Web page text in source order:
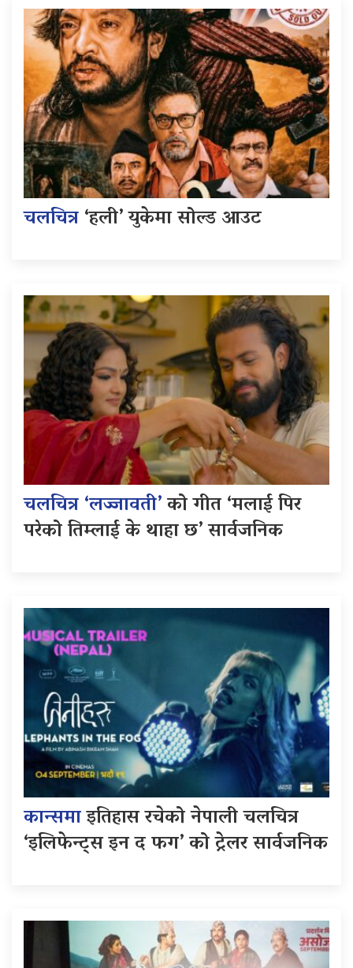
चलचित्र‘हली’ युकेमा सोल्ड आउट
चलचित्र ‘लज्जावती’को गीत ‘मलाई पिर
परेको तिम्लाई के थाहा छ’ सार्वजनिक
कान्समाइतिहास रचेको नेपाली चलचित्र
‘इलिफेन्ट्स इन द फग’ को ट्रेलर सार्वजनिक